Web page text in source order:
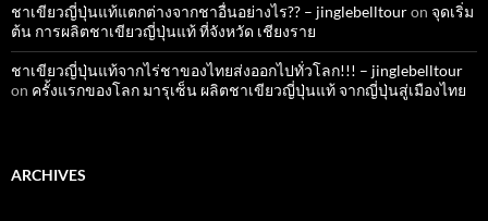
ชาเขียวญี่ปุ่นแท้แตกต่างจากชาอื่นอย่างไร?? – jinglebelltouron จุดเริ่ม
ต้น การผลิตชาเขียวญี่ปุ่นแท้ ที่จังหวัด เชียงราย
ชาเขียวญี่ปุ่นแท้จากไร่ชาของไทยส่งออกไปทั่วโลก!!! – jinglebelltour
on ครั้งแรกของโลก มารุเซ็น ผลิตชาเขียวญี่ปุ่นแท้ จากญี่ปุ่นสู่เมืองไทย
ARCHIVES